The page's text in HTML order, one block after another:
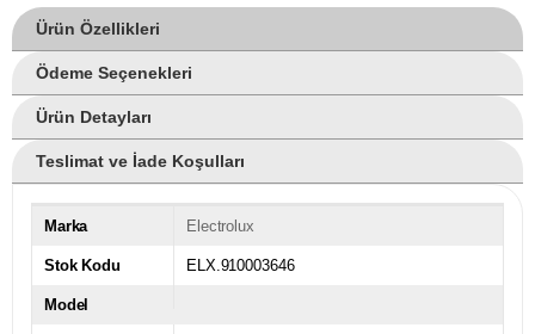
Ürün Özellikleri
Ödeme Seçenekleri
Ürün Detayları
Teslimat ve İade Koşulları
Marka Electrolux
Stok Kodu ELX.910003646
Model